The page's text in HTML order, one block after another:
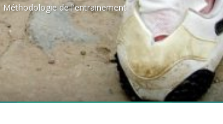
Méthodologie de l'entrainement